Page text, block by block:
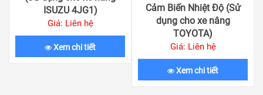
ISUZU 4JG1)
Giá: Liên hệ
Xem chi tiết
Cảm Biến Nhiệt Độ (Sử
dụng cho xe nâng
TOYOTA)
Giá: Liên hệ
Xem chi tiết